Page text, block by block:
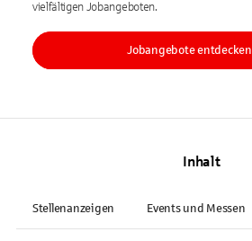
vielfältigen Jobangeboten.
Jobangebote entdecken
Inhalt
Stellenanzeigen Events und Messen